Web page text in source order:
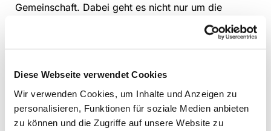
Diese Webseite verwendet Cookies
Wir verwenden Cookies, um Inhalte und Anzeigen zu
personalisieren, Funktionen für soziale Medien anbieten
zu können und die Zugriffe auf unsere Website zu
Gemeinschaft. Dabei geht es nicht nur um die
Bestätigung des Glaubens, sondern auch um die
Bestätigung der Persönlichkeit jedes Jugendlichen.